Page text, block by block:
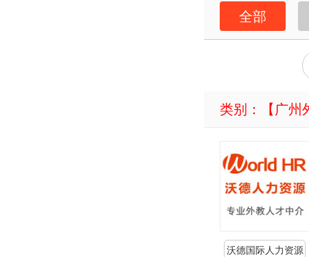
全部
类别：【 广州
沃德国际人力资源